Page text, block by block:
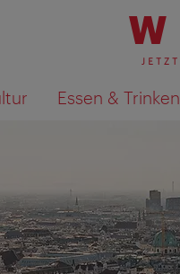
Essen & Trinken